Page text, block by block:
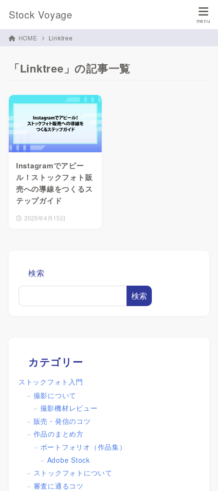
Stock Voyage
HOME Linktree
「Linktree」の記事一覧
Instagramでアピー
ル！ストックフォト販
売への導線をつくるス
テップガイド
2025年4月15日
検索
検索
カテゴリー
ストックフォト入門
撮影について
撮影機材レビュー
販売・発信のコツ
作品のまとめ方
ポートフォリオ（作品集）
Adobe Stock
ストックフォトについて
審査に通るコツ